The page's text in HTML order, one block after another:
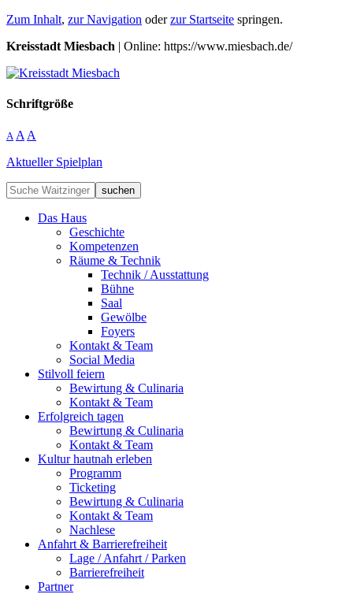
Zum Inhalt, zur Navigation oderzur Startseite springen.
Kreisstadt Miesbach | Online: https://www.miesbach.de/
Schriftgröße
A A A
Aktueller Spielplan
suchen
Das Haus
Geschichte
Kompetenzen
Räume & Technik
Technik / Ausstattung
Bühne
Saal
Gewölbe
Foyers
Kontakt & Team
Social Media
Stilvoll feiern
Bewirtung & Culinaria
Kontakt & Team
Erfolgreich tagen
Bewirtung & Culinaria
Kontakt & Team
Kultur hautnah erleben
Programm
Ticketing
Bewirtung & Culinaria
Kontakt & Team
Nachlese
Anfahrt & Barrierefreiheit
Lage / Anfahrt / Parken
Barrierefreiheit
Partner